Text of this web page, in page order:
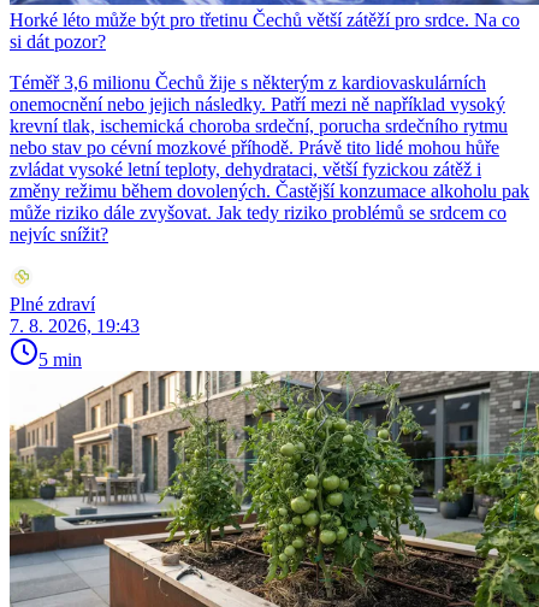
Horké léto může být pro třetinu Čechů větší zátěží pro srdce. Na co
si dát pozor?
Téměř 3,6 milionu Čechů žije s některým z kardiovaskulárních
onemocnění nebo jejich následky. Patří mezi ně například vysoký
krevní tlak, ischemická choroba srdeční, porucha srdečního rytmu
nebo stav po cévní mozkové příhodě. Právě tito lidé mohou hůře
zvládat vysoké letní teploty, dehydrataci, větší fyzickou zátěž i
změny režimu během dovolených. Častější konzumace alkoholu pak
může riziko dále zvyšovat. Jak tedy riziko problémů se srdcem co
nejvíc snížit?
Plné zdraví
7. 8. 2026, 19:43
5 min